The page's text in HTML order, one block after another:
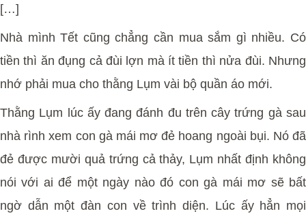
[…]
Nhà mình Tết cũng chẳng cần mua sắm gì nhiều. Có
tiền thì ăn đụng cả đùi lợn mà ít tiền thì nửa đùi. Nhưng
nhớ phải mua cho thằng Lụm vài bộ quần áo mới.
Thằng Lụm lúc ấy đang đánh đu trên cây trứng gà sau
nhà rình xem con gà mái mơ đẻ hoang ngoài bụi. Nó đã
đẻ được mười quả trứng cả thảy, Lụm nhất định không
nói với ai để một ngày nào đó con gà mái mơ sẽ bất
ngờ dẫn một đàn con về trình diện. Lúc ấy hẳn mọi